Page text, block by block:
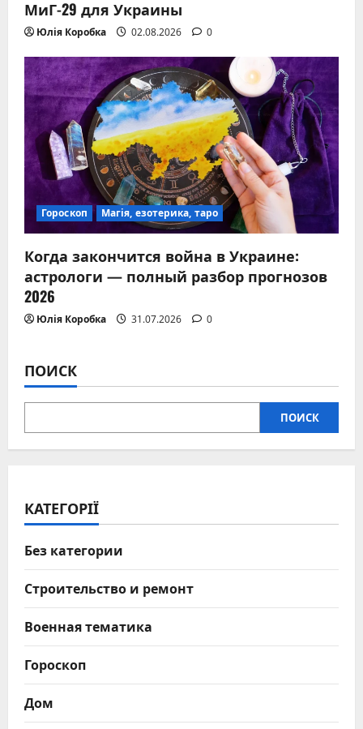
МиГ-29 для Украины
Юлія Коробка 02.08.2026 0
Гороскоп Магія, езотерика, таро
Когда закончится война в Украине:
астрологи — полный разбор прогнозов
2026
Юлія Коробка 31.07.2026 0
ПОИСК
ПОИСК
КАТЕГОРІЇ
Без категории
Строительство и ремонт
Военная тематика
Гороскоп
Дом